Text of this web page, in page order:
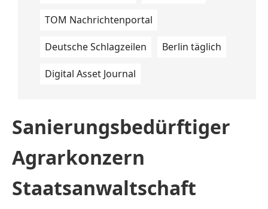
TOM Nachrichtenportal
Deutsche Schlagzeilen Berlin täglich
Digital Asset Journal
Sanierungsbedürftiger
Agrarkonzern
Staatsanwaltschaft